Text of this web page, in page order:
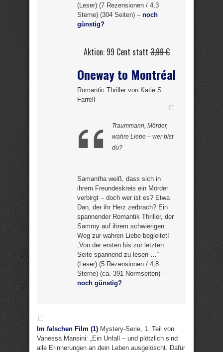
(Leser) (7 Rezensionen / 4,3
Sterne) (304 Seiten) – noch
günstig?
Aktion: 99 Cent statt3,99 €
Oneway to Montréal
Romantic Thriller von Katie S.
Farrell
Traummann, Mörder,
wahre Liebe – wer bist
du?
Samantha weiß, dass sich in
ihrem Freundeskreis ein Mörder
verbirgt – doch wer ist es? Etwa
Dan, der ihr Herz zerbrach? Ein
spannender Romantik Thriller, der
Sammy auf ihrem schwierigen
Weg zur wahren Liebe begleitet!
„Von der ersten bis zur letzten
Seite spannend zu lesen …“
(Leser) (5 Rezensionen / 4,8
Sterne) (ca. 391 Normseiten) –
noch günstig?
Im falschen Film (1) Mystery-Serie, 1. Teil von
Vanessa Mansini: „Ein Unfall – und plötzlich sind
alle Erinnerungen an dein Leben ausgelöscht. Dafür